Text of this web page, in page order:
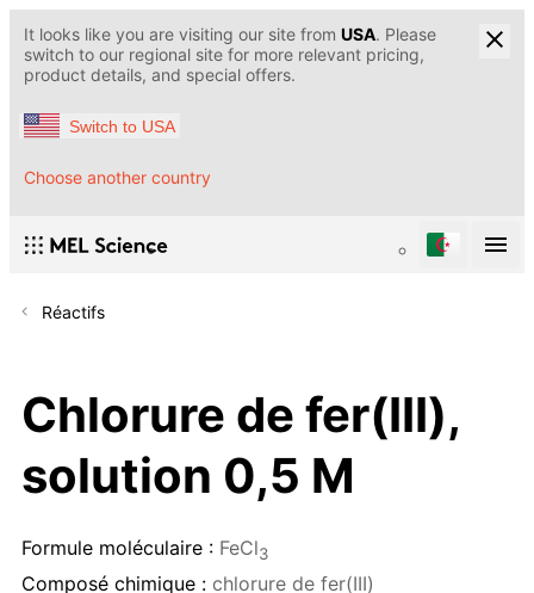
It looks like you are visiting our site from USA. Please
switch to our regional site for more relevant pricing,
product details, and special offers.
Switch to USA
Choose another country
Réactifs
Chlorure de fer(III),
solution 0,5 M
Formule moléculaire : FeCl3
Composé chimique : chlorure de fer(III)